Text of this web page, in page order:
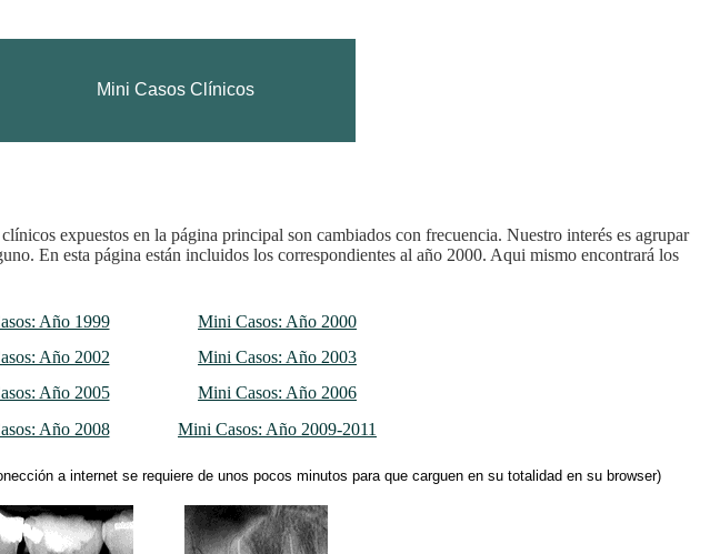
Mini Casos Clínicos
expuestos en la página principal son cambiados con frecuencia. Nuestro interés es agrupar
En esta página están incluidos los correspondientes al año 2000. Aqui mismo encontrará los
Año 1999
Mini Casos: Año 2000
Año 2002
Mini Casos: Año 2003
Año 2005
Mini Casos: Año 2006
Año 2008 Mini Casos: Año 2009-2011
a internet se requiere de unos pocos minutos para que carguen en su totalidad en su browser)